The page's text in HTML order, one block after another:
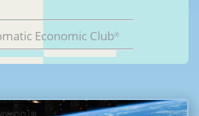
Economic Club®